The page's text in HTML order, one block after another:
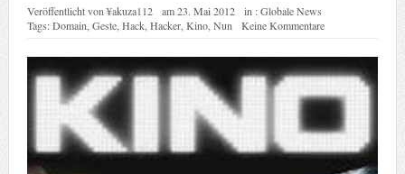
Veröffentlicht von¥akuza112 am23. Mai 2012 in :Globale News
Tags:Domain Geste, Hack, Hacker, Kino, Nun Keine Kommentare